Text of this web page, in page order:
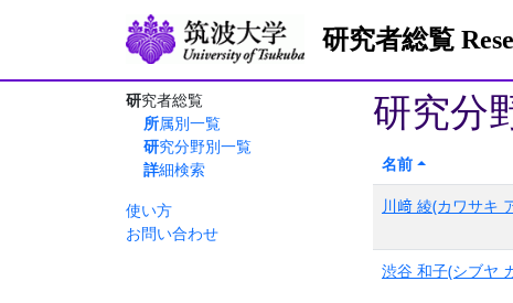
研究者総覧
研究者総覧
所属別一覧
研究分野別一覧
詳細検索
使い方
お問い合わせ
研究分
名前
川﨑 綾(カワサキ
渋谷 和子(シブヤ